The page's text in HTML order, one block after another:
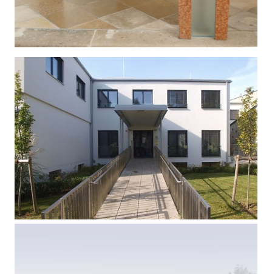
ALTARRAUMGESTALTUNG
|  Wettbewerb 1. Preis - Niederösterreich
KINDERGARTEN UND
PFARRHAUS
| Wien 13